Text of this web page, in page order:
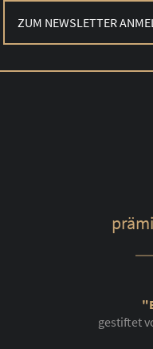
ZUM NEWSLETTER
gestiftet